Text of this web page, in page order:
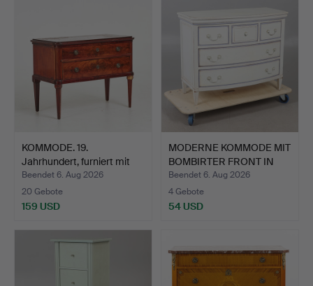
KOMMODE. 19.
Jahrhundert, furniert mit
u.a…
Beendet 6. Aug 2026
20 Gebote
159 USD
MODERNE KOMMODE MIT
BOMBIRTER FRONT IN
GRÜ…
Beendet 6. Aug 2026
4 Gebote
54 USD